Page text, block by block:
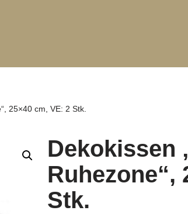
25×40 cm, VE: 2 Stk.
Dekokissen
Ruhezone“,
Stk.